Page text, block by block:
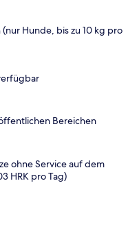
Hunde, bis zu 10 kg pro
Bereichen
ohne Service auf dem
HRK pro Tag)